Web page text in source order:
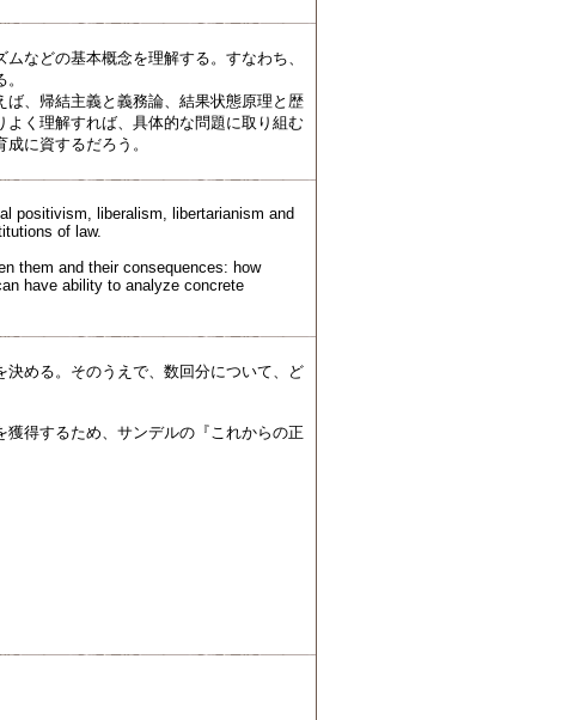
などの基本概念を理解する。すなわち、
、帰結主義と義務論、結果状態原理と歴
く理解すれば、具体的な問題に取り組む
に資するだろう。
positivism, liberalism, libertarianism and
of law.
them and their consequences: how
have ability to analyze concrete
める。そのうえで、数回分について、ど
得するため、サンデルの『これからの正